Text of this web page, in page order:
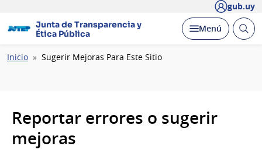
gub.uy
Junta de Transparencia y
Ética Pública
Desplegar
Menú Abrir
Ruta
Inicio Sugerir Mejoras Para Este Sitio
Reportar errores o sugerir
mejoras